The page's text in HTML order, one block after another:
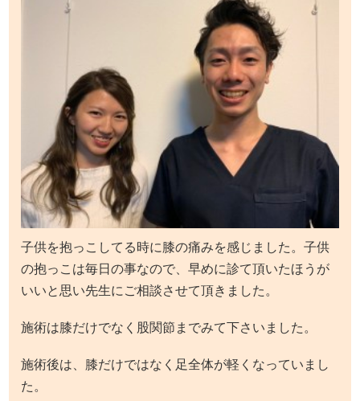
子供を抱っこしてる時に膝の痛みを感じました。子供
の抱っこは毎日の事なので、早めに診て頂いたほうが
いいと思い先生にご相談させて頂きました。
施術は膝だけでなく股関節までみて下さいました。
施術後は、膝だけではなく足全体が軽くなっていまし
た。